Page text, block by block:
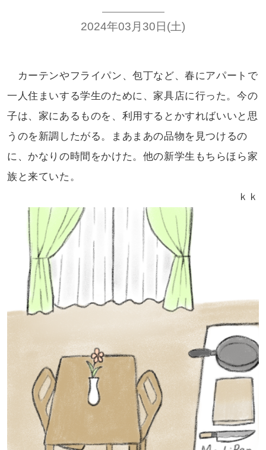
2024年03月30日(土)
カーテンやフライパン、包丁など、春にアパートで
一人住まいする学生のために、家具店に行った。今の
子は、 家にあるものを、利用するとかすればいいと思
うのを新調したがる。まあまあの品物を見つけるの
に、かなりの時間をかけた。他の新学生もちらほら家
族と来ていた。
ｋｋ